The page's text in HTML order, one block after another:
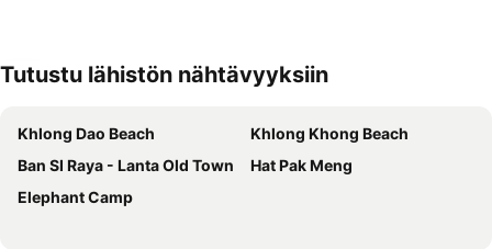
Tutustu lähistön nähtävyyksiin
Khlong Dao Beach
Khlong Khong Beach
Ban SI Raya - Lanta Old Town
Hat Pak Meng
Elephant Camp